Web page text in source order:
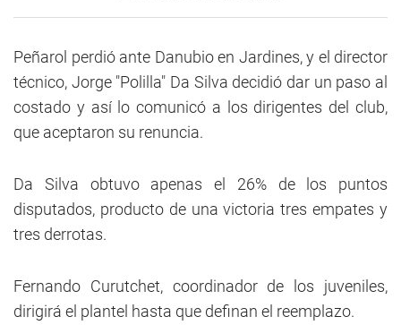
Peñarol perdió ante Danubio en Jardines, y el director
técnico, Jorge "Polilla" Da Silva decidió dar un paso al
costado y así lo comunicó a los dirigentes del club,
que aceptaron su renuncia.
Da Silva obtuvo apenas el 26% de los puntos
disputados, producto de una victoria tres empates y
tres derrotas.
Fernando Curutchet, coordinador de los juveniles,
dirigirá el plantel hasta que definan el reemplazo.